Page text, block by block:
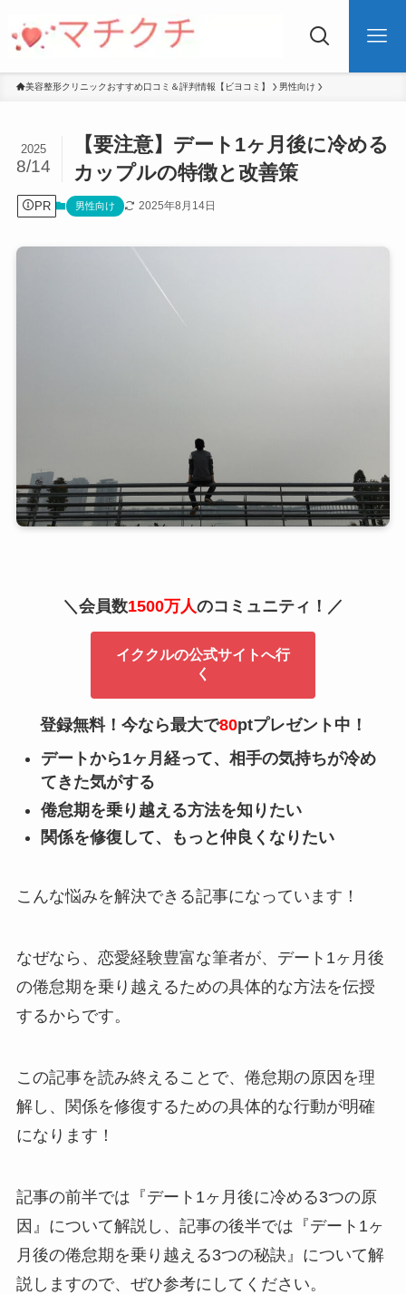
美容整形クリニックおすすめ口コミ＆評判情報【ビヨコミ】 男性向け
【要注意】デート1ヶ月後に冷める
カップルの特徴と改善策
2025
8/14
PR 男性向け 2025年8月14日
＼会員数1500万人のコミュニティ！／
イククルの公式サイトへ行
く
登録無料！今なら最大で80ptプレゼント中！
デートから1ヶ月経って、相手の気持ちが冷め
てきた気がする
倦怠期を乗り越える方法を知りたい
関係を修復して、もっと仲良くなりたい
こんな悩みを解決できる記事になっています！
なぜなら、恋愛経験豊富な筆者が、デート1ヶ月後
の倦怠期を乗り越えるための具体的な方法を伝授
するからです。
この記事を読み終えることで、倦怠期の原因を理
解し、関係を修復するための具体的な行動が明確
になります！
記事の前半では『デート1ヶ月後に冷める3つの原
因』について解説し、記事の後半では『デート1ヶ
月後の倦怠期を乗り越える3つの秘訣』について解
説しますので、ぜひ参考にしてください。